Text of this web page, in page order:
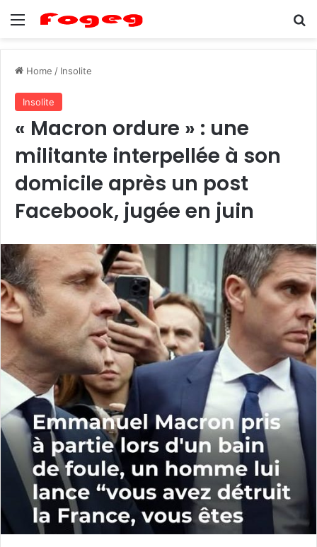
Menu
Home / Insolite
Insolite
« Macron ordure » : une
militante interpellée à son
domicile après un post
Facebook, jugée en juin